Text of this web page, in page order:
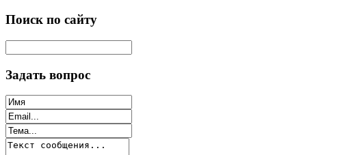
Поиск по сайту
Задать вопрос